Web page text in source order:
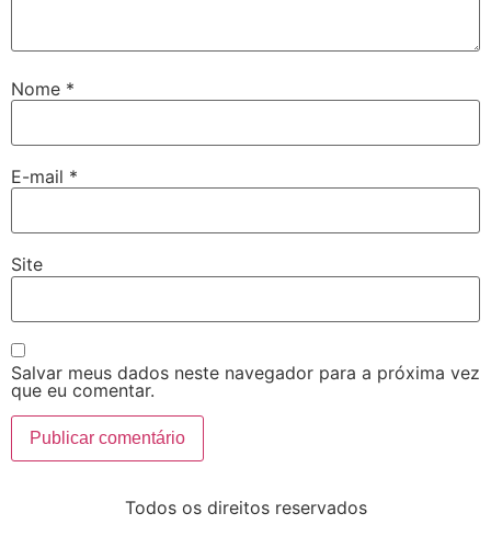
Nome *
E-mail *
Site
Salvar meus dados neste navegador para a próxima vez
que eu comentar.
Todos os direitos reservados